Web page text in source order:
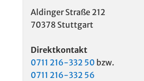
Aldinger Straße 212
70378 Stuttgart
Direktkontakt
0711 216-332 50 bzw.
0711 216-332 56